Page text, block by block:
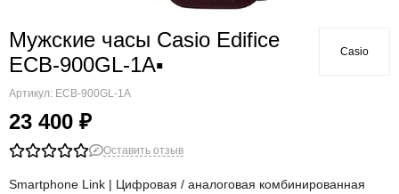
Мужские часы Casio Edifice
ECB-900GL-1A▪
Артикул: ECB-900GL-1A
23 400 ₽
Casio
Оставить отзыв
Smartphone Link | Цифровая / аналоговая комбинированная